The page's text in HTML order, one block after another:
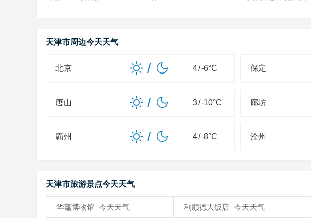
天津市周边今天天气
北京 / 4/-6°C 保定
唐山 / 3/-10°C 廊坊
霸州 / 4/-8°C 沧州
天津市旅游景点今天天气
华蕴博物馆 今天天气 利顺德大饭店 今天天气